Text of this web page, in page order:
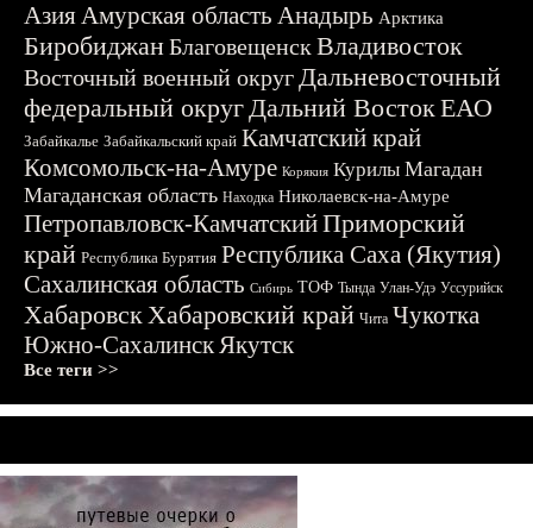
АзияАмурская область Анадырь Арктика
БиробиджанБлаговещенскВладивосток
Восточный военный округДальневосточный
федеральный округДальний ВостокЕАО
Забайкалье Забайкальский край Камчатский край
Комсомольск-на-Амуре Корякия Курилы Магадан
Магаданская область Находка Николаевск-на-Амуре
Петропавловск-КамчатскийПриморский
край Республика Бурятия Республика Саха (Якутия)
Сахалинская область Сибирь ТОФ Тында Улан-Удэ Уссурийск
ХабаровскХабаровский край Чита Чукотка
Южно-СахалинскЯкутск
Все теги >>